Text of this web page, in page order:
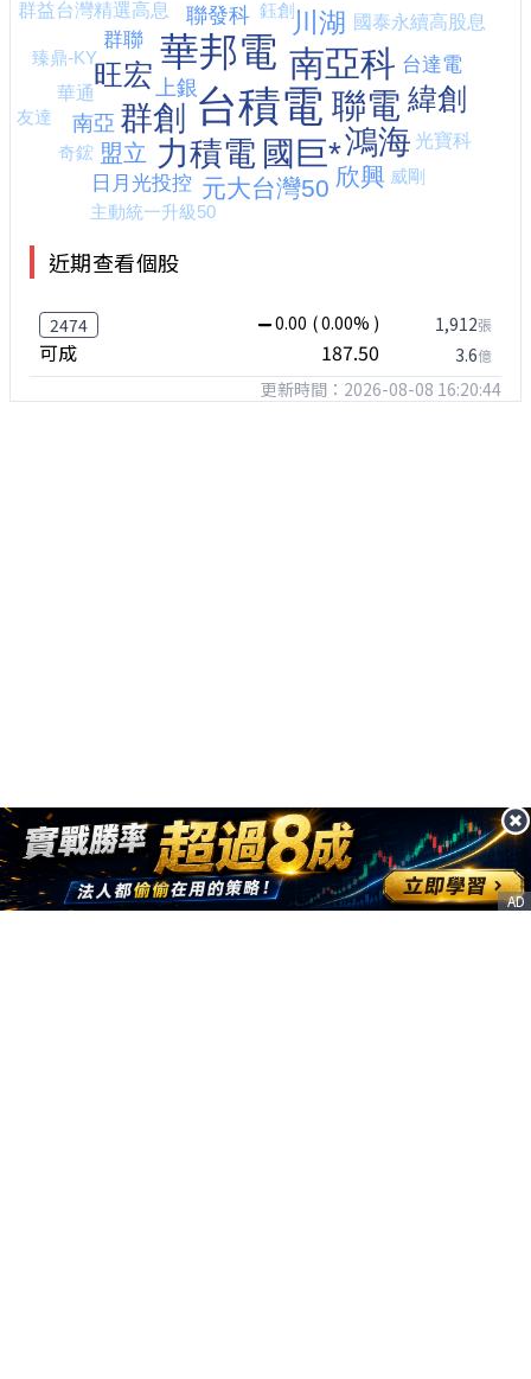
近期查看個股
2474 0.00 ( 0.00% )
可成 187.50
1,912張
3.6億
更新時間：2026-08-08 16:20:44
AD